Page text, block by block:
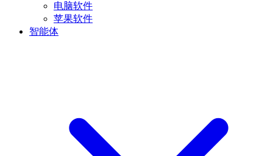
电脑软件
苹果软件
智能体